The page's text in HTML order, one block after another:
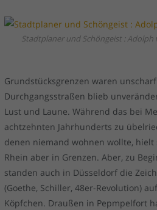
Stadtplaner und Schöngeist : Adolph
Grundstücksgrenzen waren
Durchgangsstraßen blieb
Lust und Laune. Während das bei
achtzehnten Jahrhunderts zu
denen niemand wohnen wollte, hielt
Rhein aber in Grenzen. Aber, zu
standen auch in Düsseldorf die
(Goethe, Schiller, 48er-Revolution)
Köpfchen. Draußen in Pepmpelfort